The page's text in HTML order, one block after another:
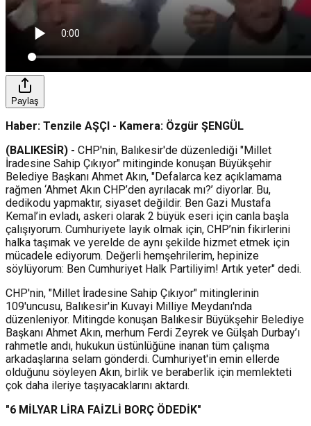
Paylaş
Haber: Tenzile AŞÇI - Kamera: Özgür ŞENGÜL
(BALIKESİR) - CHP'nin, Balıkesir'de düzenlediği "Millet
İradesine Sahip Çıkıyor" mitinginde konuşan Büyükşehir
Belediye Başkanı Ahmet Akın, "Defalarca kez açıklamama
rağmen ‘Ahmet Akın CHP’den ayrılacak mı?’ diyorlar. Bu,
dedikodu yapmaktır, siyaset değildir. Ben Gazi Mustafa
Kemal’in evladı, askeri olarak 2 büyük eseri için canla başla
çalışıyorum. Cumhuriyete layık olmak için, CHP’nin fikirlerini
halka taşımak ve yerelde de aynı şekilde hizmet etmek için
mücadele ediyorum. Değerli hemşehrilerim, hepinize
söylüyorum: Ben Cumhuriyet Halk Partiliyim! Artık yeter" dedi.
CHP'nin, "Millet İradesine Sahip Çıkıyor" mitinglerinin
109'uncusu, Balıkesir'in Kuvayi Milliye Meydanı'nda
düzenleniyor. Mitingde konuşan Balıkesir Büyükşehir Belediye
Başkanı Ahmet Akın, merhum Ferdi Zeyrek ve Gülşah Durbay’ı
rahmetle andı, hukukun üstünlüğüne inanan tüm çalışma
arkadaşlarına selam gönderdi. Cumhuriyet'in emin ellerde
olduğunu söyleyen Akın, birlik ve beraberlik için memlekteti
çok daha ileriye taşıyacaklarını aktardı.
"6 MİLYAR LİRA FAİZLİ BORÇ ÖDEDİK"